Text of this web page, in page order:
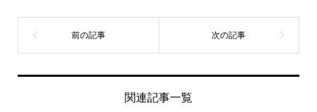
関連記事一覧